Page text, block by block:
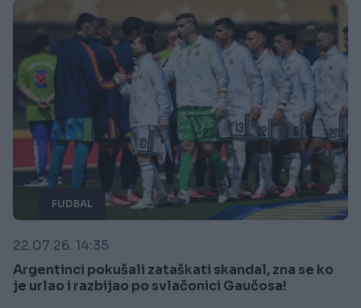
FUDBAL
22.07.26. 14:35
Argentinci pokušali zataškati skandal, zna se ko
je urlao i razbijao po svlačonici Gaučosa!